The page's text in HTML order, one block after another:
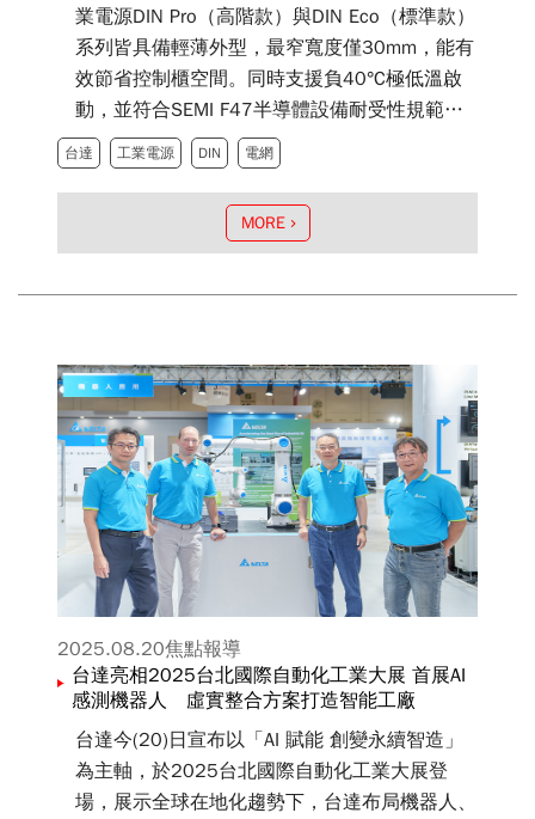
業電源DIN Pro（高階款）與DIN Eco（標準款）
系列皆具備輕薄外型，最窄寬度僅30mm，能有
效節省控制櫃空間。同時支援負40°C極低溫啟
動，並符合SEMI F47半導體設備耐受性規範，
確保設備在嚴苛工業環境下依然可靠運作，為精
密產線提供不間斷的電力保障。DIN Pro系列單
相電源支援150%峰值功率輸出（Power
Boost）持續5秒，能提供額外的能量輸出，應
電，同時可支援400VDC輸入，為AI散熱關鍵設
業應用，提供穩定可靠的電源方案。DIN Eco系
列三相導軌型電源效率高達95%，有效降低設備
能源損耗。
台達 工業電源 DIN 電網
MORE
2025.08.20焦點報導
台達亮相2025台北國際自動化工業大展 首展AI
感測機器人 虛實整合方案打造智能工廠
台達今(20)日宣布以「AI 賦能 創變永續智造」
為主軸，於2025台北國際自動化工業大展登
場，展示全球在地化趨勢下，台達布局機器人、